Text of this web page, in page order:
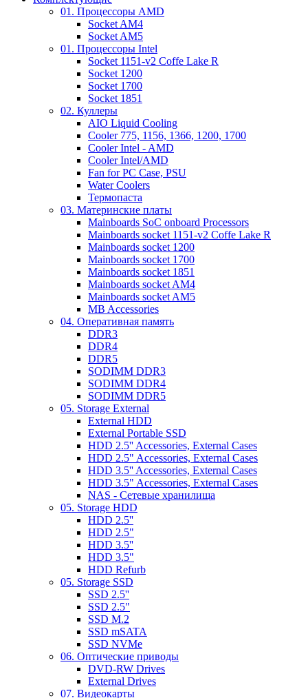
01. Процессоры AMD
Socket AM4
Socket AM5
01. Процессоры Intel
Socket 1151-v2 Coffe Lake R
Socket 1200
Socket 1700
Socket 1851
02. Куллеры
AIO Liquid Cooling
Cooler 775, 1156, 1366, 1200, 1700
Cooler Intel - AMD
Cooler Intel/AMD
Fan for PC Case, PSU
Water Coolers
Термопаста
03. Материнские платы
Mainboards SoC onboard Processors
Mainboards socket 1151-v2 Coffe Lake R
Mainboards socket 1200
Mainboards socket 1700
Mainboards socket 1851
Mainboards socket AM4
Mainboards socket AM5
MB Accessories
04. Оперативная память
DDR3
DDR4
DDR5
SODIMM DDR3
SODIMM DDR4
SODIMM DDR5
05. Storage External
External HDD
External Portable SSD
HDD 2.5'' Accessories, External Cases
HDD 2.5" Accessories, External Cases
HDD 3.5'' Accessories, External Cases
HDD 3.5" Accessories, External Cases
NAS - Сетевые хранилища
05. Storage HDD
HDD 2.5''
HDD 2.5"
HDD 3.5''
HDD 3.5"
HDD Refurb
05. Storage SSD
SSD 2.5''
SSD 2.5"
SSD M.2
SSD mSATA
SSD NVMe
06. Оптические приводы
DVD-RW Drives
External Drives
07. Видеокарты